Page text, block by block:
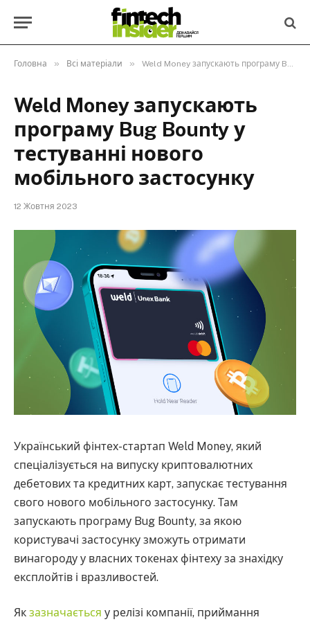
Головна » Всі матеріали » Weld Money запускають програму Bug Bounty у тестуванні нового мобільного застосунку
Weld Money запускають
програму Bug Bounty у
тестуванні нового
мобільного застосунку
12 Жовтня 2023
Український фінтех-стартап Weld Money, який
спеціалізується на випуску криптовалютних
дебетових та кредитних карт, запускає тестування
свого нового мобільного застосунку. Там
запускають програму Bug Bounty, за якою
користувачі застосунку зможуть отримати
винагороду у власних токенах фінтеху за знахідку
експлойтів і вразливостей.
Як зазначається у релізі компанії, приймання